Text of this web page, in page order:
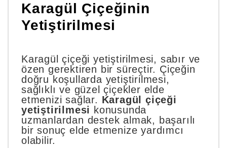
Karagül Çiçeğinin
Yetiştirilmesi
Karagül çiçeği yetiştirilmesi, sabır ve
özen gerektiren bir süreçtir. Çiçeğin
doğru koşullarda yetiştirilmesi,
sağlıklı ve güzel çiçekler elde
etmenizi sağlar. Karagül çiçeği
yetiştirilmesi konusunda
uzmanlardan destek almak, başarılı
bir sonuç elde etmenize yardımcı
olabilir.